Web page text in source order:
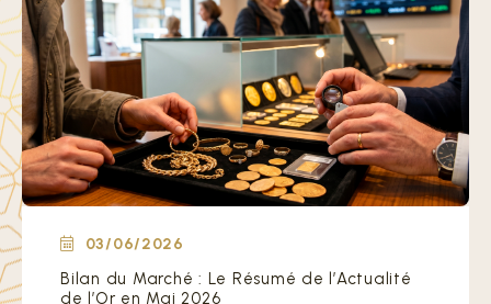
03/06/2026
Bilan du Marché : Le Résumé de l’Actualité
de l’Or en Mai 2026